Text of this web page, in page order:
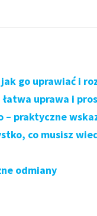
go uprawiać i
uprawa i
– praktyczne
co musisz
odmiany